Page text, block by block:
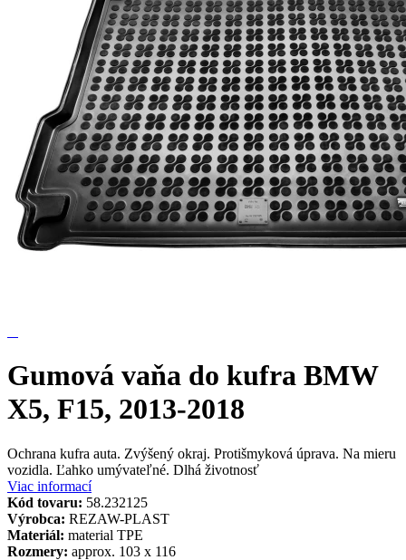
Gumová vaňa do kufra BMW
X5, F15, 2013-2018
Ochrana kufra auta. Zvýšený okraj. Protišmyková úprava. Na mieru
vozidla. Ľahko umývateľné. Dlhá životnosť
Viac informací
Kód tovaru: 58.232125
Výrobca: REZAW-PLAST
Materiál: material TPE
Rozmery: approx. 103 x 116